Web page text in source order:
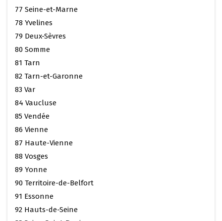
77 Seine-et-Marne
78 Yvelines
79 Deux-Sèvres
80 Somme
81 Tarn
82 Tarn-et-Garonne
83 Var
84 Vaucluse
85 Vendée
86 Vienne
87 Haute-Vienne
88 Vosges
89 Yonne
90 Territoire-de-Belfort
91 Essonne
92 Hauts-de-Seine